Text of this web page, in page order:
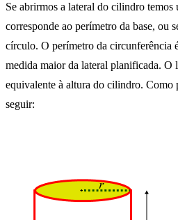
Se abrirmos a lateral do cilindro temos
corresponde ao perímetro da base, ou
círculo. O perímetro da circunferência
medida maior da lateral planificada. O
equivalente à altura do cilindro. Como
seguir: